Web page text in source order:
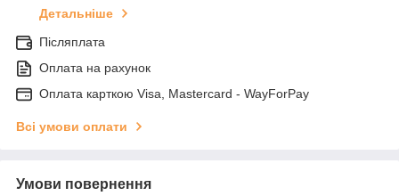
Детальніше
Післяплата
Оплата на рахунок
Оплата карткою Visa, Mastercard - WayForPay
Всі умови оплати
Умови повернення